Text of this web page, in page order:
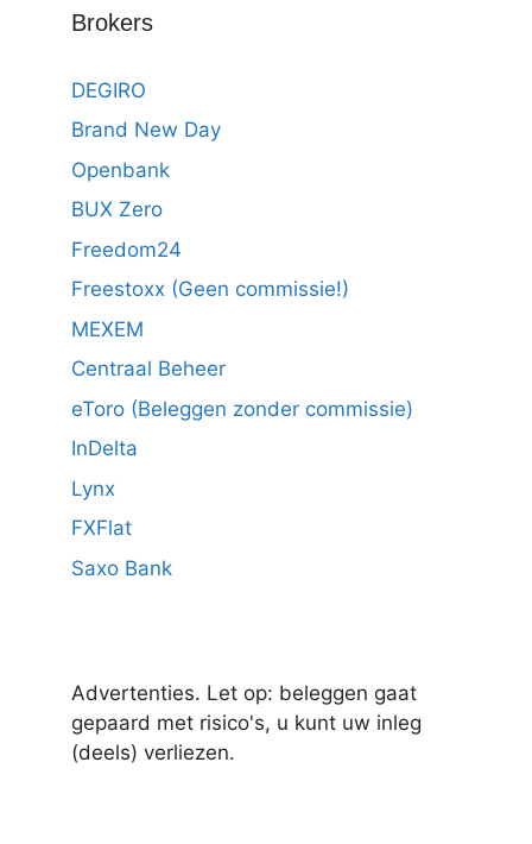
Brokers
DEGIRO
Brand New Day
Openbank
BUX Zero
Freedom24
Freestoxx (Geen commissie!)
MEXEM
Centraal Beheer
eToro (Beleggen zonder commissie)
InDelta
Lynx
FXFlat
Saxo Bank
Advertenties. Let op: beleggen gaat
gepaard met risico's, u kunt uw inleg
(deels) verliezen.